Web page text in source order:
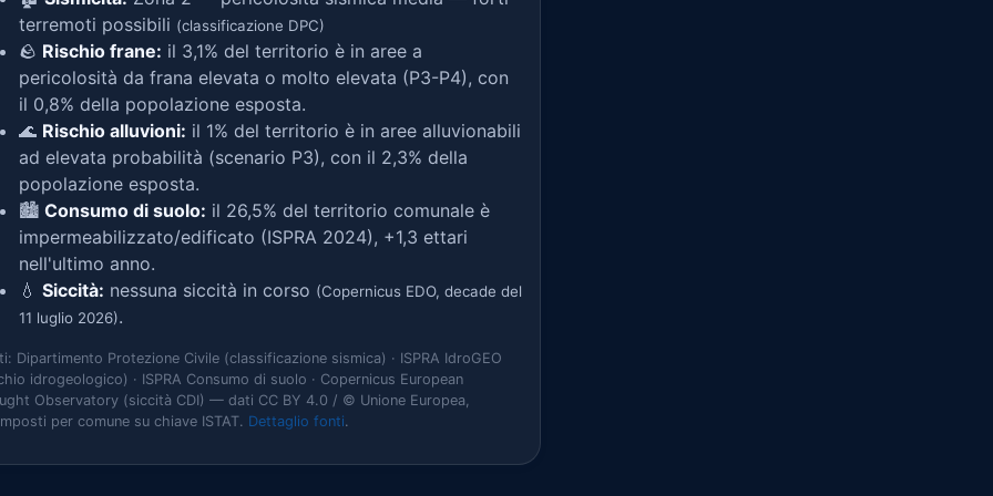
terremoti possibili (classificazione DPC)
🪨 Rischio frane: il 3,1% del territorio è in aree a
pericolosità da frana elevata o molto elevata (P3-P4), con
il 0,8% della popolazione esposta.
🌊 Rischio alluvioni: il 1% del territorio è in aree alluvionabili
ad elevata probabilità (scenario P3), con il 2,3% della
popolazione esposta.
🏙️ Consumo di suolo: il 26,5% del territorio comunale è
impermeabilizzato/edificato (ISPRA 2024), +1,3 ettari
nell'ultimo anno.
💧 Siccità: nessuna siccità in corso (Copernicus EDO, decade del
11 luglio 2026).
Dipartimento Protezione Civile (classificazione sismica) · ISPRA IdroGEO
idrogeologico) · ISPRA Consumo di suolo · Copernicus European
Observatory (siccità CDI) — dati CC BY 4.0 / © Unione Europea,
per comune su chiave ISTAT. Dettaglio fonti.